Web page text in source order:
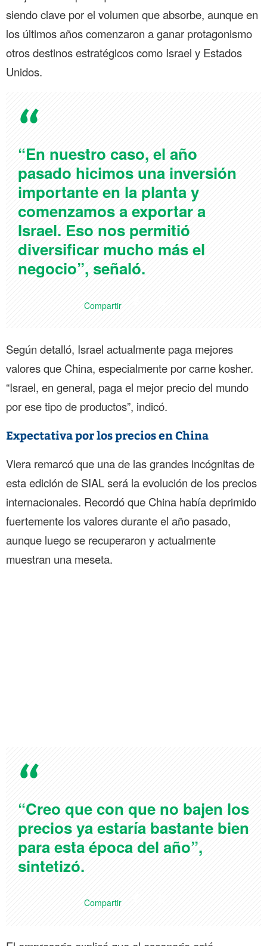
siendo clave por el volumen que absorbe, aunque en
los últimos años comenzaron a ganar protagonismo
otros destinos estratégicos como Israel y Estados
Unidos.
“En nuestro caso, el año
pasado hicimos una inversión
importante en la planta y
comenzamos a exportar a
Israel. Eso nos permitió
diversificar mucho más el
negocio”, señaló.
Compartir
Según detalló, Israel actualmente paga mejores
valores que China, especialmente por carne kosher.
“Israel, en general, paga el mejor precio del mundo
por ese tipo de productos”, indicó.
Expectativa por los precios en China
Viera remarcó que una de las grandes incógnitas de
esta edición de SIAL será la evolución de los precios
internacionales. Recordó que China había deprimido
fuertemente los valores durante el año pasado,
aunque luego se recuperaron y actualmente
muestran una meseta.
“Creo que con que no bajen los
precios ya estaría bastante bien
para esta época del año”,
sintetizó.
Compartir